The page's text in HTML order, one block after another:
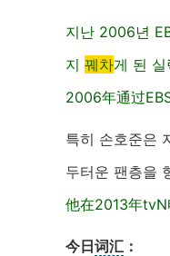
지난 2006년
지 꿰차게 된 실
2006年通过
특히 손호준은
두터운 팬층을
他在2013年tvN
今日词汇 ：